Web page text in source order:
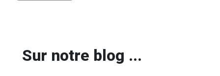
Sur notre blog ...